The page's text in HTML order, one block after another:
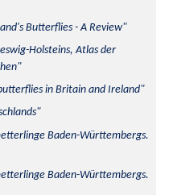
Butterflies - A Review
Holsteins, Atlas der
in Britain and Ireland
Baden-Württembergs.
Baden-Württembergs.